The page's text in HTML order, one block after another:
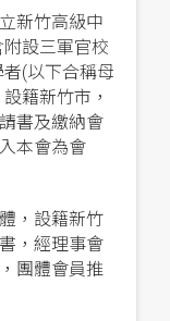
新竹高級中
設三軍官校
(以下合稱母
籍新竹市，
書及繳納會
本會為會
，設籍新竹
，經理事會
團體會員推